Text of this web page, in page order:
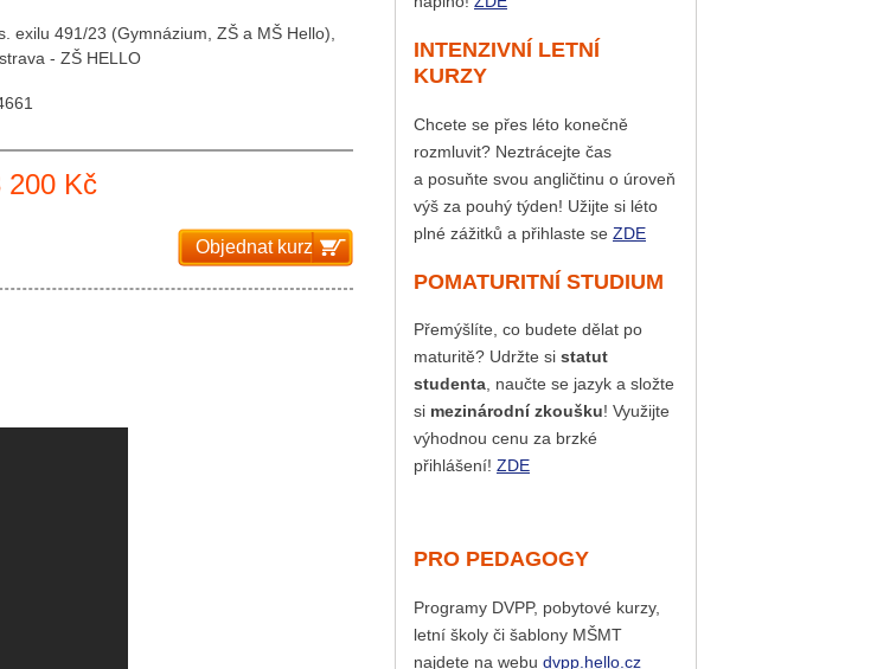
exilu 491/23 (Gymnázium, ZŠ a MŠ Hello),
- ZŠ HELLO
200 Kč
Objednat kurz
INTENZIVNÍ LETNÍ
KURZY
Chcete se přes léto konečně
rozmluvit? Neztrácejte čas
a posuňte svou angličtinu o úroveň
výš za pouhý týden! Užijte si léto
plné zážitků a přihlaste se ZDE
POMATURITNÍ STUDIUM
Přemýšlíte, co budete dělat po
maturitě? Udržte si statut
studenta, naučte se jazyk a složte
si mezinárodní zkoušku! Využijte
výhodnou cenu za brzké
přihlášení! ZDE
PRO PEDAGOGY
Programy DVPP, pobytové kurzy,
letní školy či šablony MŠMT
najdete na webu dvpp.hello.cz